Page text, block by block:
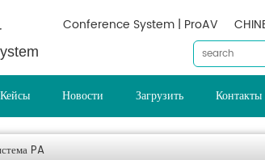
Conference System | ProAV
Кейсы Новости Загрузить
PA